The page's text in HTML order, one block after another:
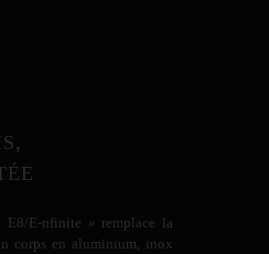
E8/E-nfinite » remplace la
corps en aluminium, inox